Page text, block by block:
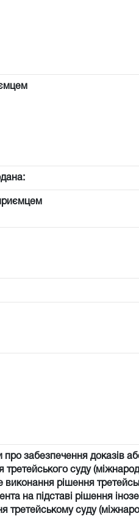
забезпечення доказів
суду
рішення
на підставі рішення
третейському суду